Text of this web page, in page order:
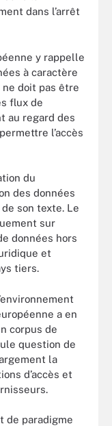
dans l’arrêt
y rappelle
à caractère
doit pas être
flux de
au regard des
l’accès
du
des données
son texte. Le
sur
données hors
et
tiers.
a en
corpus de
question de
la
d’accès et
de paradigme